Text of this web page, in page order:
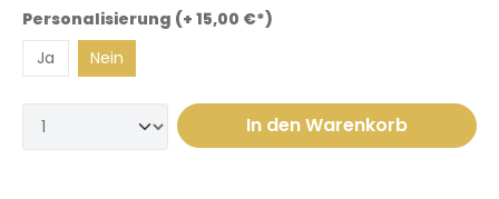
Personalisierung (+ 15,00 €*)
Ja
Nein
In den Warenkorb